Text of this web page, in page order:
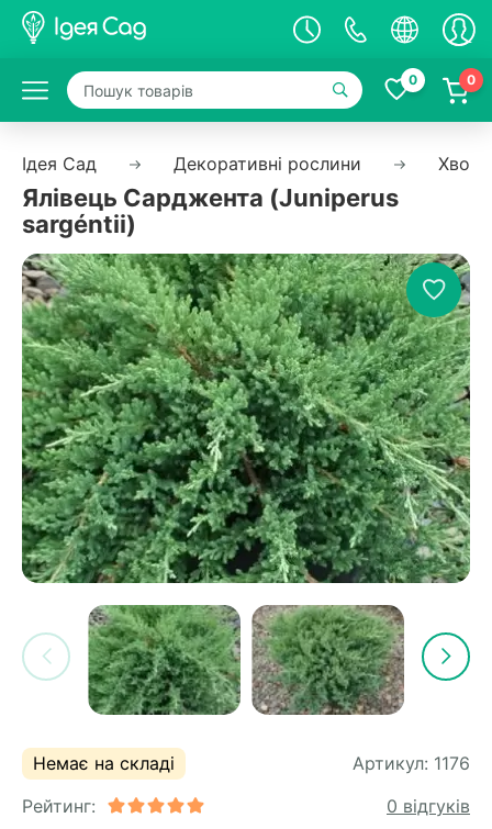
0 0
Ідея Сад Декоративні рослини
Ялівець Сарджента (Juniperus
sargéntii)
Немає на складі Артикул: 1176
Рейтинг:
0 відгуків